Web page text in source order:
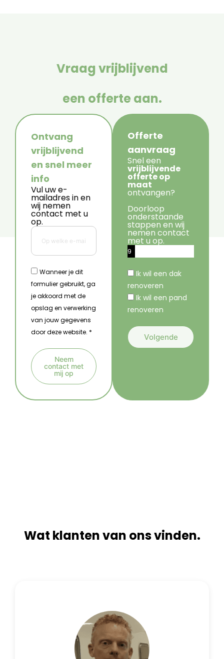
Vraag vrijblijvend
een offerte aan.
Ontvang
vrijblijvend
en snel meer
info
Vul uw e-
mailadres in en
wij nemen
contact met u
op.
Wanneer je dit
formulier gebruikt, ga
je akkoord met de
opslag en verwerking
van jouw gegevens
door deze website. *
Neem
contact met
mij op
l
Offerte
aanvraag
Snel een
vrijblijvende
offerte op
maat
ontvangen?
Doorloop
onderstaande
stappen en wij
nemen contact
met u op.
9
Ik wil een dak
renoveren
Ik wil een pand
renoveren
Volgende
r
Wat klanten van ons vinden.